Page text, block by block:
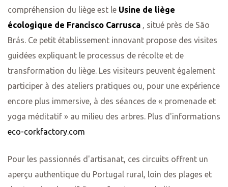
compréhension du liège est le Usine de liège
écologique de Francisco Carrusca , situé près de São
Brás. Ce petit établissement innovant propose des visites
guidées expliquant le processus de récolte et de
transformation du liège. Les visiteurs peuvent également
participer à des ateliers pratiques ou, pour une expérience
encore plus immersive, à des séances de « promenade et
yoga méditatif » au milieu des arbres. Plus d'informations
eco-corkfactory.com
Pour les passionnés d'artisanat, ces circuits offrent un
aperçu authentique du Portugal rural, loin des plages et